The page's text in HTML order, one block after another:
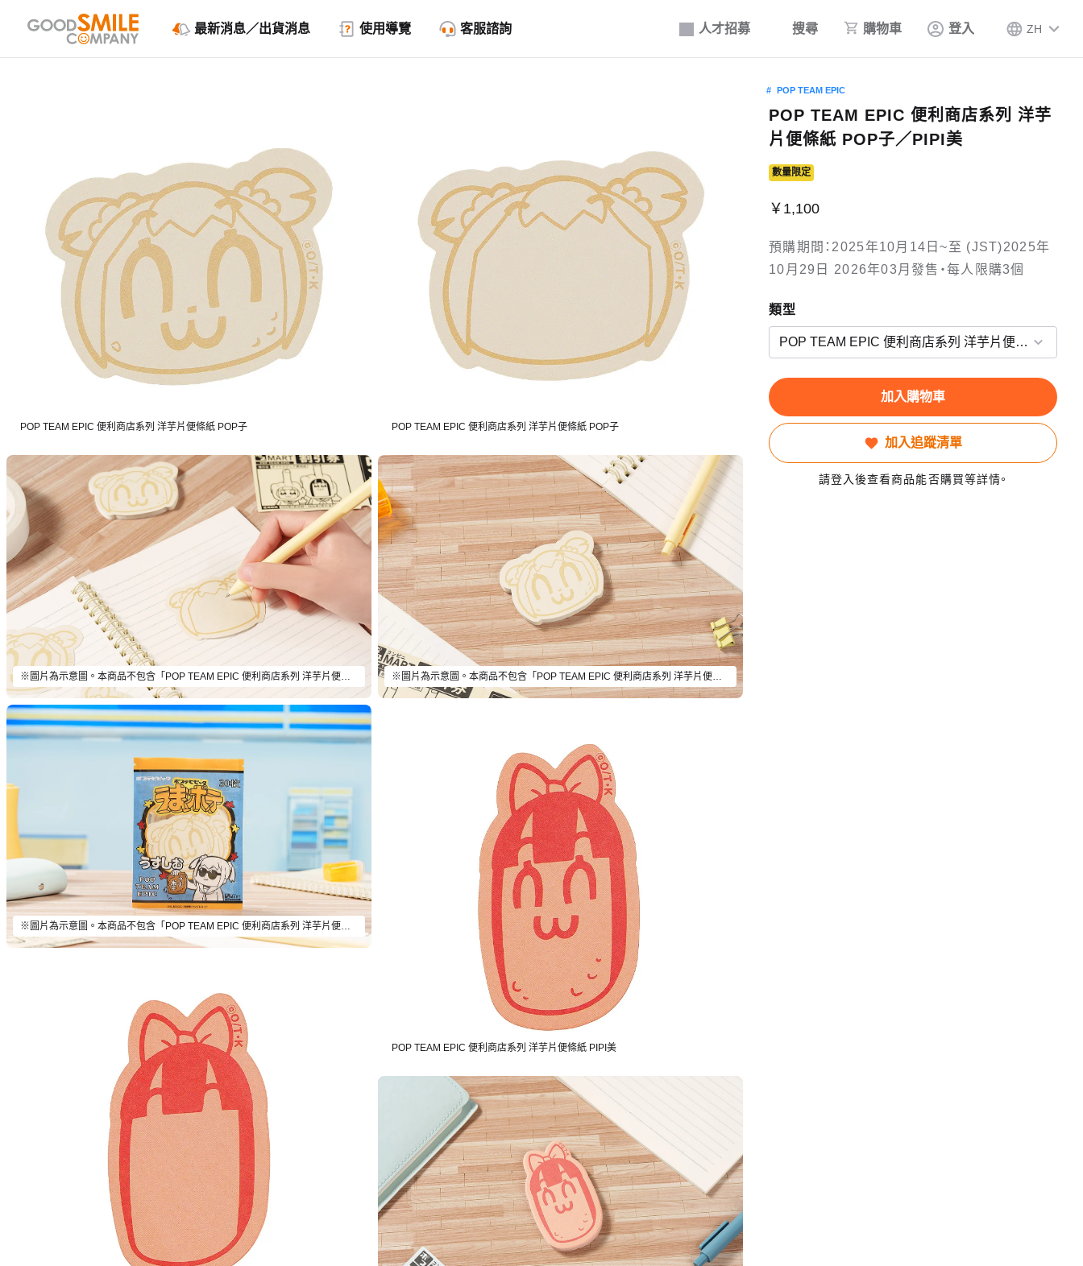
人才招募 搜尋 購物車 登入 ZH
最新消息／出貨消息 使用導覽 客服諮詢
POP TEAM EPIC 便利商店系列 洋芋片便條紙 POP子 POP TEAM EPIC 便利商店系列 洋芋片便條紙 POP子
※圖片為示意圖。本商品不包含「POP TEAM EPIC 便利商店系列 洋芋片便條紙 POP子」以外的物品。 ※圖片為示意圖。本商品不包含「POP TEAM EPIC 便利商店系列 洋芋片便條紙 POP子」以外的物品。
※圖片為示意圖。本商品不包含「POP TEAM EPIC 便利商店系列 洋芋片便條紙 POP子」以外的物品。
POP TEAM EPIC 便利商店系列 洋芋片便條紙 PIPI美
POP TEAM EPIC
POP TEAM EPIC 便利商店系列 洋芋
片便條紙 POP子／PIPI美
數量限定
￥1,100
預購期間：2025年10月14日~至 (JST)2025年
10月29日 2026年03月發售・每人限購3個
類型
加入購物車
加入追蹤清單
請登入後查看商品能否購買等詳情。